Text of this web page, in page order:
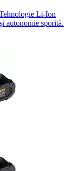
Li-Ion
autonomie sporită.